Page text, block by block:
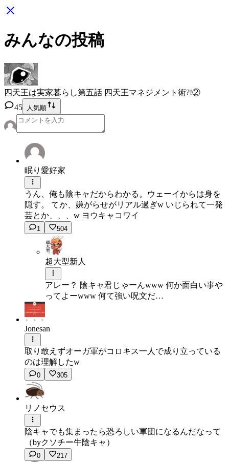
みんなの投稿
四天王は実家暮らし第五話 四天王マネジメント術?!②
45
人気順
眠り愛好家
うん、俺も陰キャだからわかる。ウェーイからは身を
隠す。 てか、嫌がらせがリアル過ぎw いじられて一発
芸とか、、、w ヨウキャコワイ
1 504
超大型新人
アレー？ 陰キャ君じゃーんwww 何か面白い事や
ってよーwww 何て強い呪文だ…
Jonesan
取り敢えずオーガ軍がコロキス一人で成り立っている
のは理解したw
0 305
リノセウス
陰キャでも集まったら恐ろしい軍団になるんだなって
（byクソチー牛陰キャ）
0 217